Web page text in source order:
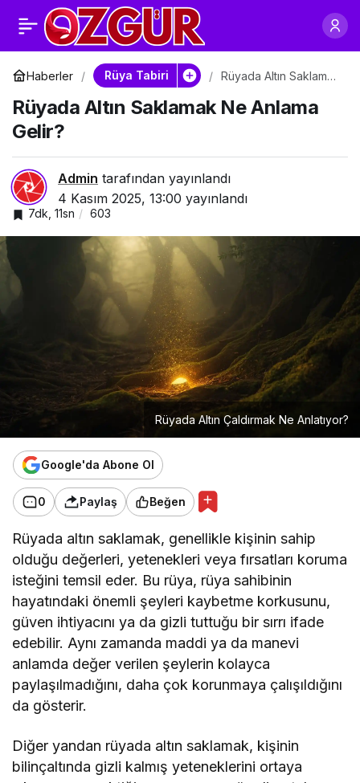
Haberler Rüya Tabiri
Rüyada Altın Saklamak
Rüyada Altın Saklamak Ne Anlama
Gelir?
Admin tarafından yayınlandı
4 Kasım 2025, 13:00 yayınlandı
7dk, 11sn 603
Rüyada Altın Çaldırmak Ne Anlatıyor?
Google'da Abone Ol
0 Paylaş Beğen
Rüyada altın saklamak, genellikle kişinin sahip
olduğu değerleri, yetenekleri veya fırsatları koruma
isteğini temsil eder. Bu rüya, rüya sahibinin
hayatındaki önemli şeyleri kaybetme korkusunu,
güven ihtiyacını ya da gizli tuttuğu bir sırrı ifade
edebilir. Aynı zamanda maddi ya da manevi
anlamda değer verilen şeylerin kolayca
paylaşılmadığını, daha çok korunmaya çalışıldığını
da gösterir.
Diğer yandan rüyada altın saklamak, kişinin
bilinçaltında gizli kalmış yeteneklerini ortaya
Rüyada Altın
Toplamak Ne
Anlatıyor?
Paylaş